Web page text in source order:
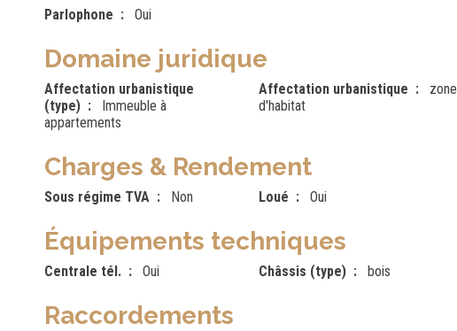
Parlophone
Oui
Domaine juridique
Affectation urbanistique
(type)
Immeuble à
appartements
Affectation urbanistique
zone
d'habitat
Charges & Rendement
Sous régime TVA Non Loué Oui
Équipements techniques
Centrale tél. Oui Châssis (type) bois
Raccordements